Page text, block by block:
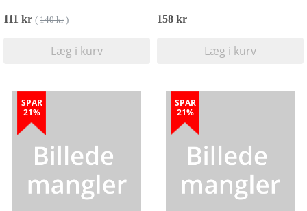
111 kr ( 140 kr)
Læg i kurv
158 kr
Læg i kurv
SPAR
21%
SPAR
21%